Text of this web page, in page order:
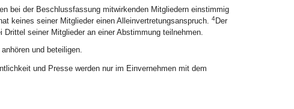
bei der Beschlussfassung mitwirkenden Mitgliedern einstimmig
keines seiner Mitglieder einen Alleinvertretungsanspruch. 4Der
seiner Mitglieder an einer Abstimmung teilnehmen.
und beteiligen.
und Presse werden nur im Einvernehmen mit dem